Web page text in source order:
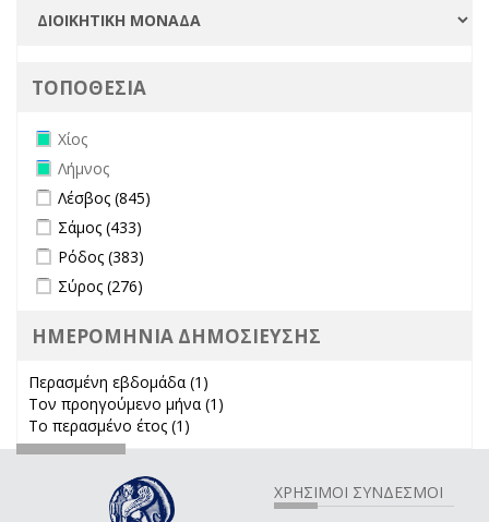
ΤΟΠΟΘΕΣΙΑ
Remove Χίος filter
Χίος
Remove Λήμνος filter
Λήμνος
Apply Λέσβος filter
Λέσβος (845)
Apply Σάμος filter
Σάμος (433)
Apply Ρόδος filter
Ρόδος (383)
Apply Σύρος filter
Σύρος (276)
ΗΜΕΡΟΜΗΝΙΑ ΔΗΜΟΣΙΕΥΣΗΣ
Περασμένη εβδομάδα (1)
Τον προηγούμενο μήνα (1)
Το περασμένο έτος (1)
ΧΡΗΣΙΜΟΙ ΣΥΝΔΕΣΜΟΙ